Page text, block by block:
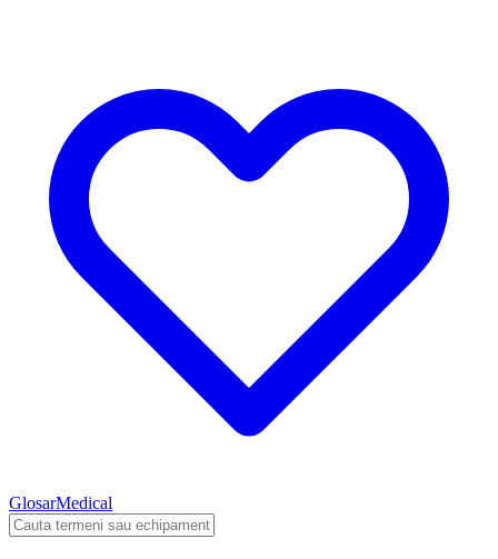
GlosarMedical
Cauta in glosarul medical